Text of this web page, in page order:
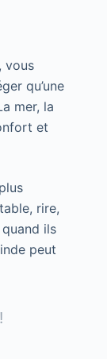
, vous
qu’une
mer, la
et
rire,
ils
peut